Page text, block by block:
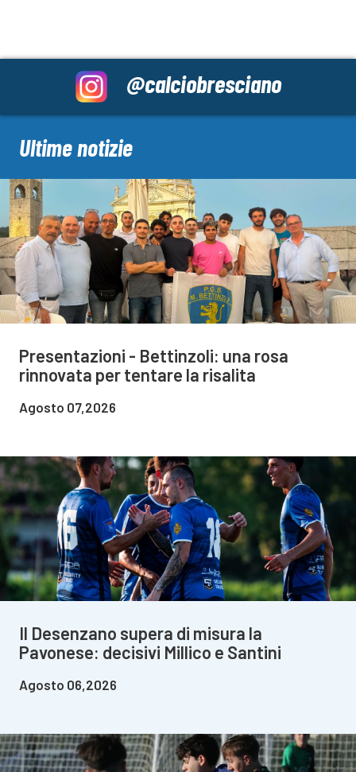
@calciobresciano
Ultime notizie
Presentazioni - Bettinzoli: una rosa
rinnovata per tentare la risalita
Agosto 07,2026
Il Desenzano supera di misura la
Pavonese: decisivi Millico e Santini
Agosto 06,2026